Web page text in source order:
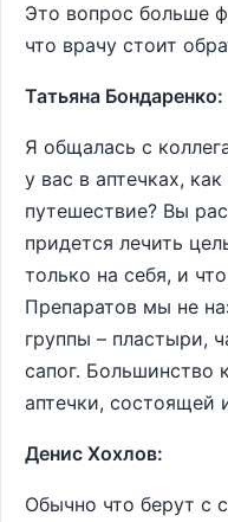
Это вопрос больше
что врачу стоит
Татьяна Бондаренко:
Я общалась с
у вас в аптечках,
путешествие? Вы
придется лечить
только на себя, и
Препаратов мы не
группы – пластыри,
сапог. Большинство
аптечки, состоящей
Денис Хохлов:
Обычно что берут с